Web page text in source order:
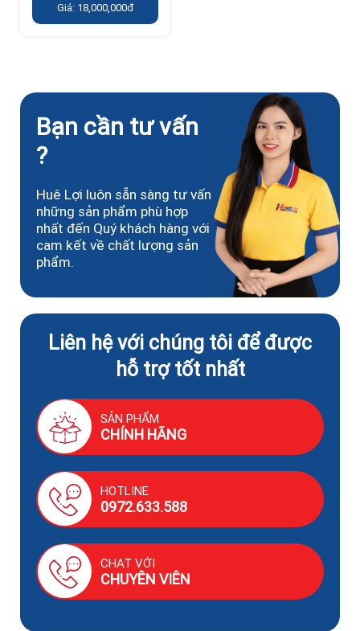
Giá: 18,000,000đ
Bạn cần tư vấn
?
Huê Lợi luôn sẵn sàng tư vấn
những sản phẩm phù hợp
nhất đến Quý khách hàng với
cam kết về chất lượng sản
phẩm.
Liên hệ với chúng tôi để được
hỗ trợ tốt nhất
SẢN PHẨM
CHÍNH HÃNG
HOTLINE
0972.633.588
CHAT VỚI
CHUYÊN VIÊN